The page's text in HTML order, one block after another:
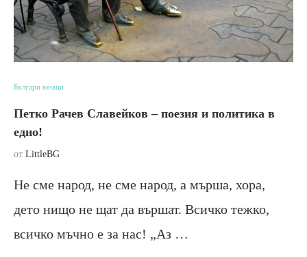
Българи юнаци
Петко Рачев Славейков – поезия и политика в
едно!
от LittleBG
Не сме народ, не сме народ, а мърша, хора,
дето нищо не щат да вършат. Всичко тежко,
всичко мъчно е за нас! „Аз …